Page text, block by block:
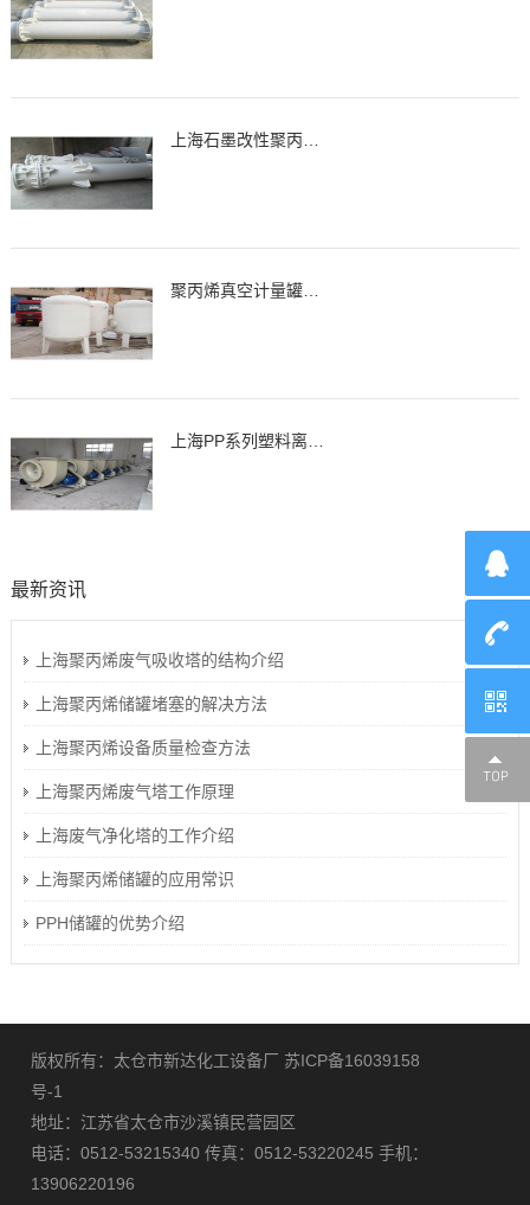
聚丙烯真空计量罐、缓冲罐、高位槽
上海PP系列塑料离心通风机，风机
最新资讯
上海聚丙烯废气吸收塔的结构介绍
上海聚丙烯储罐堵塞的解决方法
上海聚丙烯设备质量检查方法
上海聚丙烯废气塔工作原理
上海废气净化塔的工作介绍
上海聚丙烯储罐的应用常识
PPH储罐的优势介绍
版权所有：太仓市新达化工设备厂 苏ICP备16039158
号-1
地址：江苏省太仓市沙溪镇民营园区
电话：0512-53215340 传真：0512-53220245 手机：
13906220196